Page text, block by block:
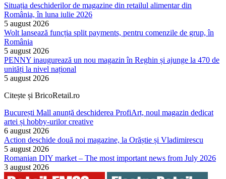
Situația deschiderilor de magazine din retailul alimentar din
România, în luna iulie 2026
5 august 2026
Wolt lansează funcția split payments, pentru comenzile de grup, în
România
5 august 2026
PENNY inaugurează un nou magazin în Reghin și ajunge la 470 de
unități la nivel național
5 august 2026
Citește și BricoRetail.ro
București Mall anunță deschiderea ProfiArt, noul magazin dedicat
artei și hobby-urilor creative
6 august 2026
Action deschide două noi magazine, la Orăștie și Vladimirescu
5 august 2026
Romanian DIY market – The most important news from July 2026
3 august 2026